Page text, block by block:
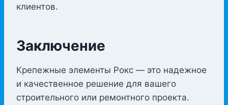
клиентов.
Заключение
Крепежные элементы Рокс — это надежное
и качественное решение для вашего
строительного или ремонтного проекта.